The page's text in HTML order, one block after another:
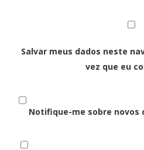
Salvar meus dados neste
vez que eu
Notifique-me sobre novos